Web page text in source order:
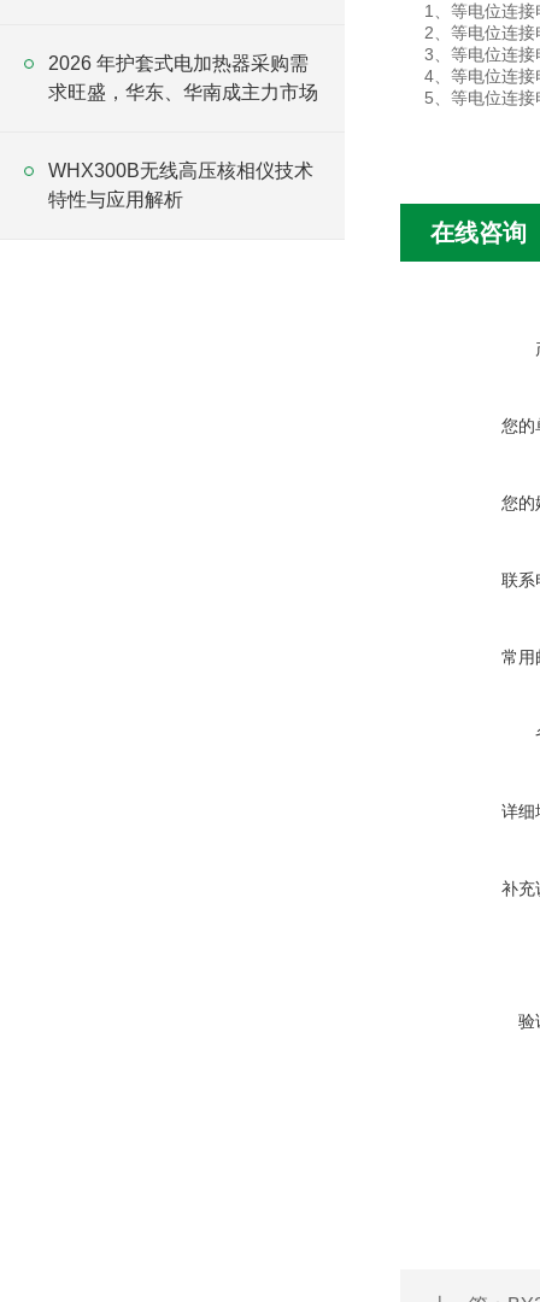
2026 年护套式电加热器采购需
求旺盛，华东、华南成主力市场
WHX300B无线高压核相仪技术
特性与应用解析
1、等电位连
2、等电位连
3、等电位连
4、等电位连
5、等电位连
在线咨询
您的
您的
联系
常用
详细
补充
验